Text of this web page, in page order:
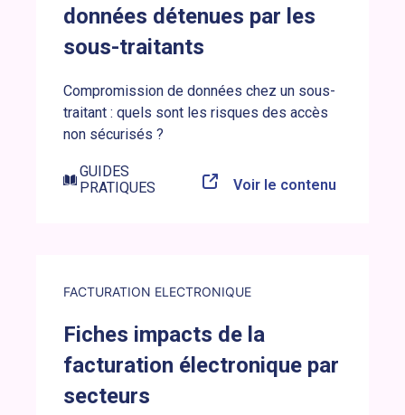
données détenues par les
sous-traitants
Compromission de données chez un sous-
traitant : quels sont les risques des accès
non sécurisés ?
GUIDES
PRATIQUES
Voir le contenu
FACTURATION ELECTRONIQUE
Fiches impacts de la
facturation électronique par
secteurs